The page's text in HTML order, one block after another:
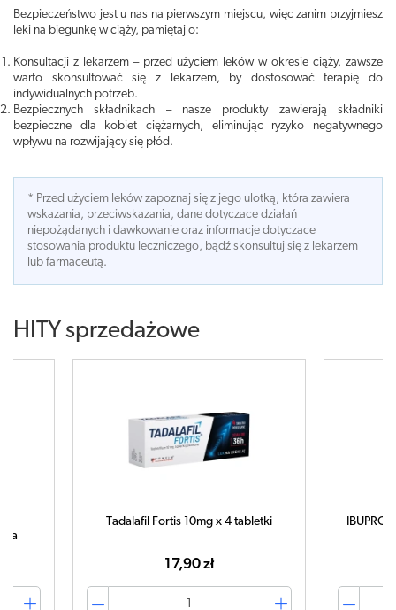
Bezpieczeństwo jest u nas na pierwszym miejscu, więc zanim przyjmiesz
leki na biegunkę w ciąży, pamiętaj o:
Konsultacji z lekarzem – przed użyciem leków w okresie ciąży, zawsze
warto skonsultować się z lekarzem, by dostosować terapię do
indywidualnych potrzeb.
Bezpiecznych składnikach – nasze produkty zawierają składniki
bezpieczne dla kobiet ciężarnych, eliminując ryzyko negatywnego
wpływu na rozwijający się płód.
* Przed użyciem leków zapoznaj się z jego ulotką, która zawiera
wskazania, przeciwskazania, dane dotyczace działań
niepożądanych i dawkowanie oraz informacje dotyczace
stosowania produktu leczniczego, bądź skonsultuj się z lekarzem
lub farmaceutą.
HITY sprzedażowe
IBUPROM MAX Sprint x 40 kapsułek
42,99 zł